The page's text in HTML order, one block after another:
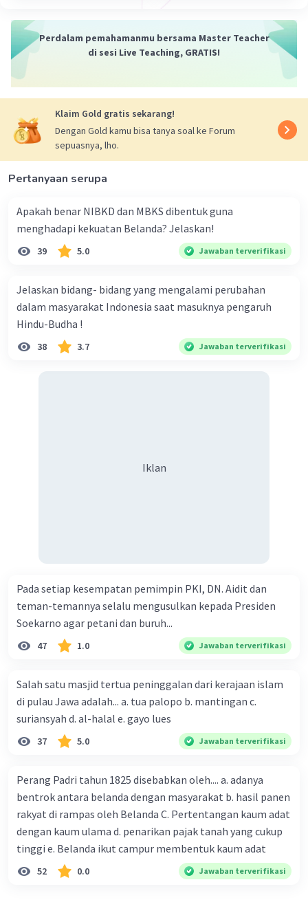
Iklan
Perdalam pemahamanmu bersama Master Teacher
di sesi Live Teaching, GRATIS!
Klaim Gold gratis sekarang!
Dengan Gold kamu bisa tanya soal ke Forum
sepuasnya, lho.
Pertanyaan serupa
Apakah benar NIBKD dan MBKS dibentuk guna
menghadapi kekuatan Belanda? Jelaskan!
39 5.0 Jawaban terverifikasi
Jelaskan bidang- bidang yang mengalami perubahan
dalam masyarakat Indonesia saat masuknya pengaruh
Hindu-Budha !
38 3.7 Jawaban terverifikasi
Iklan
Pada setiap kesempatan pemimpin PKI, DN. Aidit dan
teman-temannya selalu mengusulkan kepada Presiden
Soekarno agar petani dan buruh...
47 1.0 Jawaban terverifikasi
Salah satu masjid tertua peninggalan dari kerajaan islam
di pulau Jawa adalah... a. tua palopo b. mantingan c.
suriansyah d. al-halal e. gayo lues
37 5.0 Jawaban terverifikasi
Perang Padri tahun 1825 disebabkan oleh.... a. adanya
bentrok antara belanda dengan masyarakat b. hasil panen
rakyat di rampas oleh Belanda C. Pertentangan kaum adat
dengan kaum ulama d. penarikan pajak tanah yang cukup
tinggi e. Belanda ikut campur membentuk kaum adat
52 0.0 Jawaban terverifikasi